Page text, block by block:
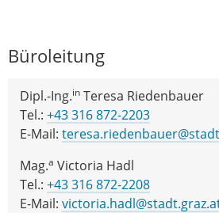
Büroleitung
Dipl.-Ing.in Teresa Riedenbauer
Tel.: +43 316 872-2203
E-Mail:
Mag.a Victoria Hadl
Tel.: +43 316 872-2208
E-Mail: